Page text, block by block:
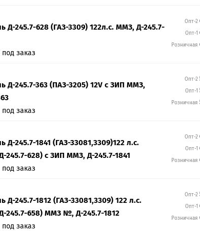
Д-245.7-628 (ГАЗ-3309) 122л.с. ММЗ, Д-245.7-
заказ
Опт-2
Опт-1
Розничная
Д-245.7-363 (ПАЗ-3205) 12V с ЗИП ММЗ,
заказ
Опт-2
Опт-1
Розничная
Д-245.7-1841 (ГАЗ-33081,3309)122 л.с.
245.7-628) с ЗИП ММЗ, Д-245.7-1841
заказ
Опт-2
Опт-1
Розничная
Д-245.7-1812 (ГАЗ-33081,3309) 122 л.с.
245.7-658) ММЗ №, Д-245.7-1812
заказ
Опт-2
Опт-1
Розничная